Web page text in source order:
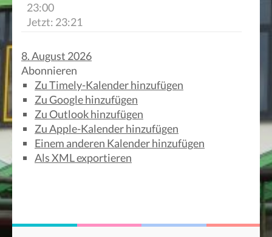
23:00
Jetzt: 23:21
8. August 2026
Abonnieren
Zu Timely-Kalender hinzufügen
Zu Google hinzufügen
Zu Outlook hinzufügen
Zu Apple-Kalender hinzufügen
Einem anderen Kalender hinzufügen
Als XML exportieren